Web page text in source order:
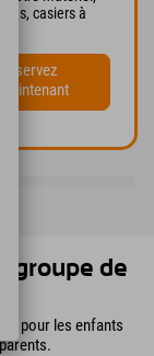
casiers à
Réservez
maintenant
groupe de
pour les enfants